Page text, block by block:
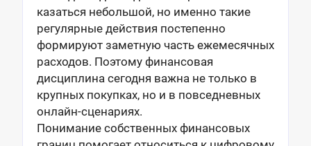
казаться небольшой, но именно такие
регулярные действия постепенно
формируют заметную часть ежемесячных
расходов. Поэтому финансовая
дисциплина сегодня важна не только в
крупных покупках, но и в повседневных
онлайн-сценариях.
Понимание собственных финансовых